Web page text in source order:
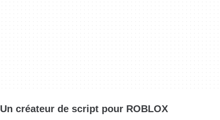
Un créateur de script pour ROBLOX